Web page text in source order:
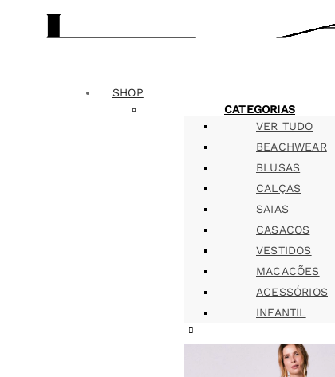
SHOP
CATEGORIAS
VER TUDO
BEACHWEAR
BLUSAS
CALÇAS
SAIAS
CASACOS
VESTIDOS
MACACÕES
ACESSÓRIOS
INFANTIL